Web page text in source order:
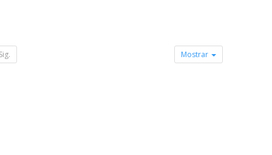
Mostrar